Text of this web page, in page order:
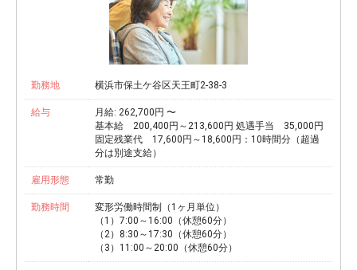
勤務地 横浜市保土ケ谷区天王町2-38-3
給与
月給: 262,700円 〜
基本給 200,400円～213,600円 処遇手当 35,000円
固定残業代 17,600円～18,600円：10時間分（超過
分は別途支給）
雇用形態 常勤
勤務時間
変形労働時間制（1ヶ月単位）
（1）7:00～16:00（休憩60分）
（2）8:30～17:30（休憩60分）
（3）11:00～20:00（休憩60分）